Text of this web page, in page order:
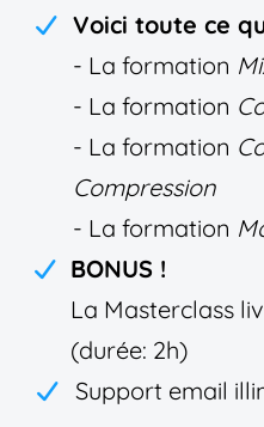
Voici toute ce
- La formation
- La formation
- La formation
Compression
- La formation
BONUS !
La Masterclass
(durée: 2h)
Support email